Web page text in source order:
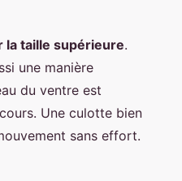
la taille supérieure.
une manière
du ventre est
Une culotte bien
sans effort.